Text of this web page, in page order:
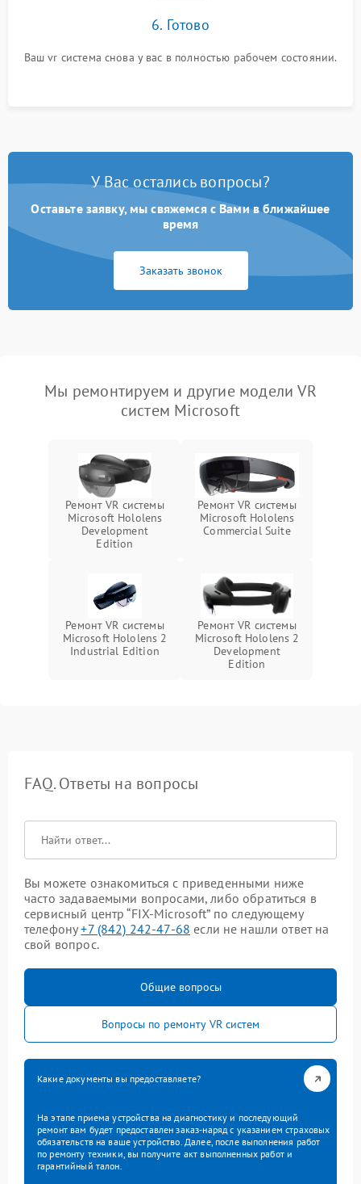
6. Готово
Ваш vr система снова у вас в полностью рабочем состоянии.
У Вас остались вопросы?
Оставьте заявку, мы свяжемся с Вами в ближайшее
время
Заказать звонок
Мы ремонтируем и другие модели VR
систем Microsoft
Ремонт VR системы
Microsoft Hololens
Development
Edition
Ремонт VR системы
Microsoft Hololens
Commercial Suite
Ремонт VR системы
Microsoft Hololens 2
Industrial Edition
Ремонт VR системы
Microsoft Hololens 2
Development
Edition
FAQ. Ответы на вопросы
Вы можете ознакомиться с приведенными ниже
часто задаваемыми вопросами, либо обратиться в
сервисный центр “FIX-Microsoft” по следующему
телефону+7 (842) 242-47-68 если не нашли ответ на
свой вопрос.
Общие вопросы
Вопросы по ремонту VR систем
Какие документы вы предоставляете?
На этапе приема устройства на диагностику и последующий
ремонт вам будет предоставлен заказ-наряд с указанием страховых
обязательств на ваше устройство. Далее, после выполнения работ
по ремонту техники, вы получите акт выполненных работ и
гарантийный талон.